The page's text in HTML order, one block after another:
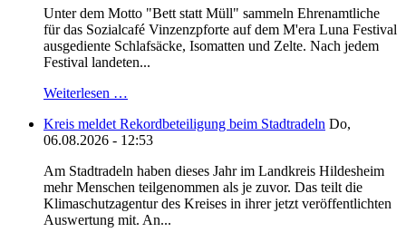
Unter dem Motto "Bett statt Müll" sammeln Ehrenamtliche
für das Sozialcafé Vinzenzpforte auf dem M'era Luna Festival
ausgediente Schlafsäcke, Isomatten und Zelte. Nach jedem
Festival landeten...
Weiterlesen …
Kreis meldet Rekordbeteiligung beim Stadtradeln Do,
06.08.2026 - 12:53
Am Stadtradeln haben dieses Jahr im Landkreis Hildesheim
mehr Menschen teilgenommen als je zuvor. Das teilt die
Klimaschutzagentur des Kreises in ihrer jetzt veröffentlichten
Auswertung mit. An...